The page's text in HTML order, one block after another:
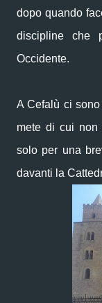
dopo quando
discipline che
Occidente.
A Cefalù ci
mete di cui non
solo per una
davanti la